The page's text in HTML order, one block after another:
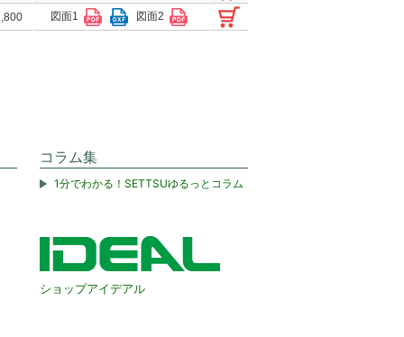
図面1 図面2
コラム集
1分でわかる！SETTSUゆるっとコラム
ショップアイデアル